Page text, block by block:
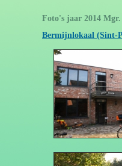
Foto's jaar 2014
Bermijnlokaal (Sint-